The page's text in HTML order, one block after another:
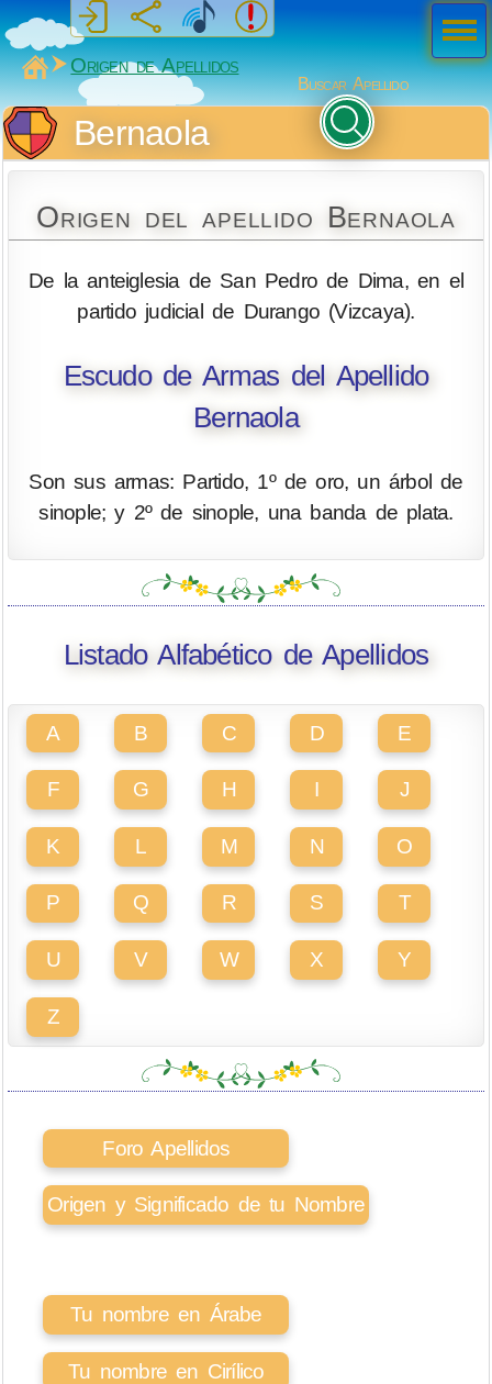
MiSabueso
Origen de Apellidos
Buscar Apellido
Bernaola
Origen del apellido Bernaola
De la anteiglesia de San Pedro de Dima, en el
partido judicial de Durango (Vizcaya).
Escudo de Armas del Apellido
Bernaola
Son sus armas: Partido, 1º de oro, un árbol de
sinople; y 2º de sinople, una banda de plata.
Listado Alfabético de Apellidos
A B C D E
F G H I J
K L M N O
P Q R S T
U V W X Y
Z
Foro Apellidos
Origen y Significado de tu Nombre
Tu nombre en Árabe
Tu nombre en Cirílico
Men
ú